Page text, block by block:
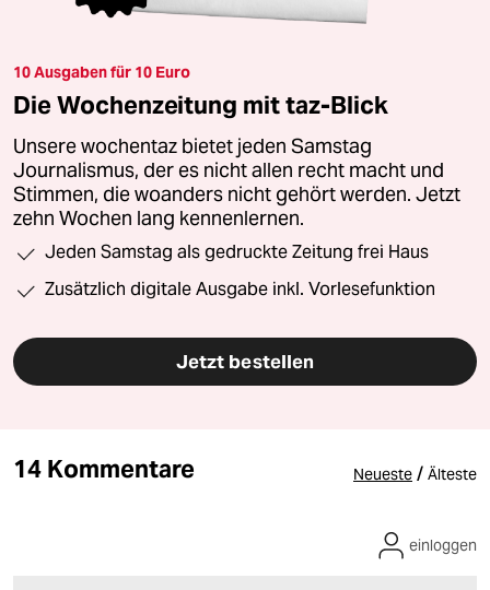
10 Ausgaben für 10 Euro
Die Wochenzeitung mit taz-Blick
Unsere wochentaz bietet jeden Samstag
Journalismus, der es nicht allen recht macht und
Stimmen, die woanders nicht gehört werden. Jetzt
zehn Wochen lang kennenlernen.
Jeden Samstag als gedruckte Zeitung frei Haus
Zusätzlich digitale Ausgabe inkl. Vorlesefunktion
Jetzt bestellen
14 Kommentare Neueste / Älteste
einloggen